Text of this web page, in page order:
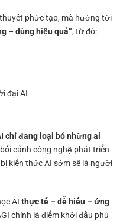
phức tạp, mà hướng tới
– dùng hiệu quả”, từ đó:
đại AI
chỉ đang loại bỏ những ai
cảnh công nghệ phát triển
kiến thức AI sớm sẽ là người
AI thực tế – dễ hiểu – ứng
chính là điểm khởi đầu phù